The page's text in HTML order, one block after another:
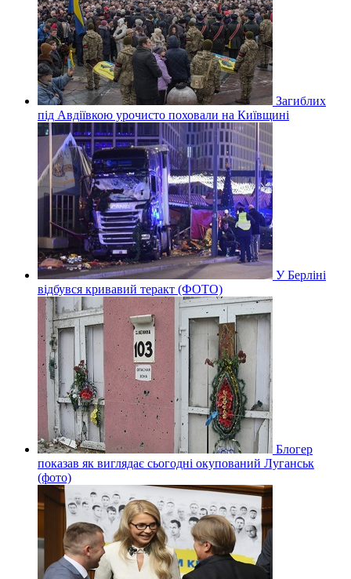
Загиблих
під Авдіївкою урочисто поховали на Київщині
У Берліні
відбувся кривавий теракт (ФОТО)
Блогер
показав як виглядає сьогодні окупований Луганськ
(фото)